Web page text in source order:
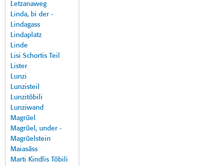
Letzanaweg
Linda, bi der -
Lindagass
Lindaplatz
Linde
Lisi Schortis Teil
Lister
Lunzi
Lunzisteil
Lunzitöbili
Lunziwand
Magrüel
Magrüel, under -
Magrüelstein
Maiasäss
Marti Kindlis Töbili